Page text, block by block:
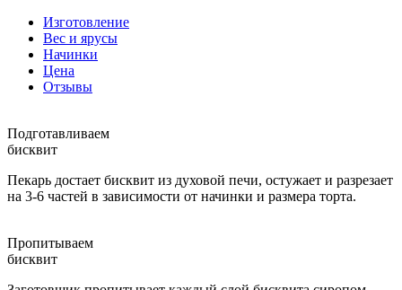
Изготовление
Вес и ярусы
Начинки
Цена
Отзывы
Подготавливаем
бисквит
Пекарь достает бисквит из духовой печи, остужает и разрезает
на 3-6 частей в зависимости от начинки и размера торта.
Пропитываем
бисквит